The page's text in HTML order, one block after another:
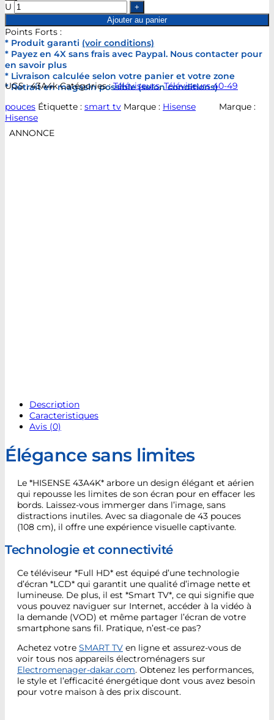
U
Ajouter au panier
Points Forts :
* Produit garanti (voir conditions)
* Payez en 4X sans frais avec Paypal. Nous contacter pour
en savoir plus
* Livraison calculée selon votre panier et votre zone
* Retrait en magasin possible (selon conditions)
UGS :43A4k Catégories :Téléviseurs,Téléviseurs 40-49
pouces Étiquette : smart tv Marque : Hisense
Marque :
Hisense
ANNONCE
Description
Caracteristiques
Avis (0)
Élégance sans limites
Le *HISENSE 43A4K* arbore un design élégant et aérien
qui repousse les limites de son écran pour en effacer les
bords. Laissez-vous immerger dans l’image, sans
distractions inutiles. Avec sa diagonale de 43 pouces
(108 cm), il offre une expérience visuelle captivante.
Technologie et connectivité
Ce téléviseur *Full HD* est équipé d’une technologie
d’écran *LCD* qui garantit une qualité d’image nette et
lumineuse. De plus, il est *Smart TV*, ce qui signifie que
vous pouvez naviguer sur Internet, accéder à la vidéo à
la demande (VOD) et même partager l’écran de votre
smartphone sans fil. Pratique, n’est-ce pas?
Achetez votre SMART TV en ligne et assurez-vous de
voir tous nos appareils électroménagers sur
Electromenager-dakar.com. Obtenez les performances,
le style et l’efficacité énergétique dont vous avez besoin
pour votre maison à des prix discount.